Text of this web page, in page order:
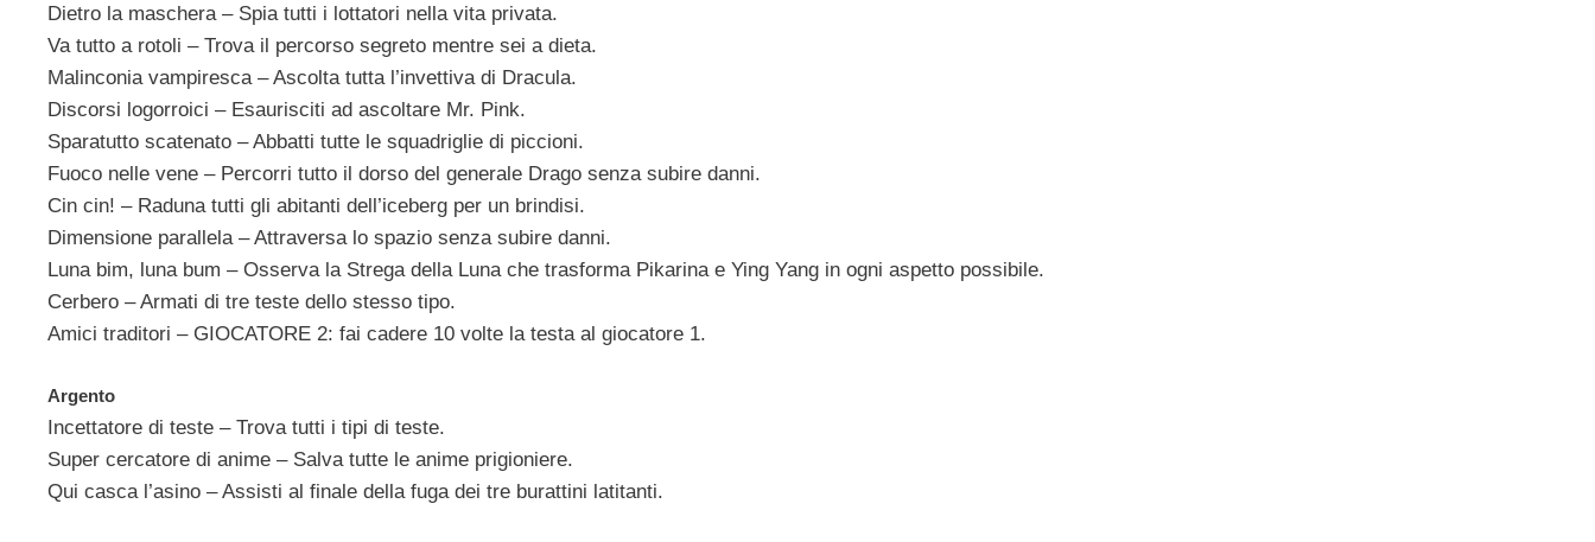
Dietro la maschera – Spia tutti i lottatori nella vita privata.
Va tutto a rotoli – Trova il percorso segreto mentre sei a dieta.
Malinconia vampiresca – Ascolta tutta l’invettiva di Dracula.
Discorsi logorroici – Esaurisciti ad ascoltare Mr. Pink.
Sparatutto scatenato – Abbatti tutte le squadriglie di piccioni.
Fuoco nelle vene – Percorri tutto il dorso del generale Drago senza subire danni.
Cin cin! – Raduna tutti gli abitanti dell’iceberg per un brindisi.
Dimensione parallela – Attraversa lo spazio senza subire danni.
Luna bim, luna bum – Osserva la Strega della Luna che trasforma Pikarina e Ying Yang in ogni aspetto possibile.
Cerbero – Armati di tre teste dello stesso tipo.
Amici traditori – GIOCATORE 2: fai cadere 10 volte la testa al giocatore 1.
Argento
Incettatore di teste – Trova tutti i tipi di teste.
Super cercatore di anime – Salva tutte le anime prigioniere.
Qui casca l’asino – Assisti al finale della fuga dei tre burattini latitanti.